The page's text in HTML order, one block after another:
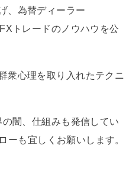
、為替ディーラー
トレードのノウハウを公
衆心理を取り入れたテクニ
闇、仕組みも発信してい
ーも宜しくお願いします。